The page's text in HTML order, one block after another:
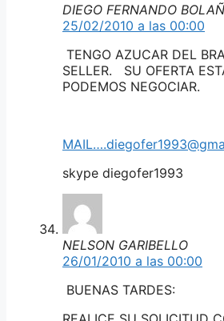
DIEGO FERNANDO
25/02/2010 a las 00:00
TENGO AZUCAR DEL
SELLER. SU OFERTA
PODEMOS NEGOCIAR.
skype diegofer1993
NELSON GARIBELLO
26/01/2010 a las 00:00
BUENAS TARDES: